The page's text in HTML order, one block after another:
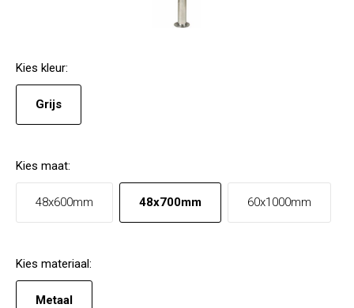
Kies kleur:
Grijs
Kies maat:
48x600mm 48x700mm 60x1000mm
Kies materiaal:
Metaal